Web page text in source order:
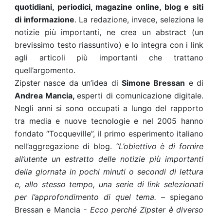
quotidiani, periodici, magazine online, blog e siti
di informazione. La redazione, invece, seleziona le
notizie più importanti, ne crea un abstract (un
brevissimo testo riassuntivo) e lo integra con i link
agli articoli più importanti che trattano
quell’argomento.
Zipster nasce da un’idea di Simone Bressan e di
Andrea Mancia,esperti di comunicazione digitale.
Negli anni si sono occupati a lungo del rapporto
tra media e nuove tecnologie e nel 2005 hanno
fondato “Tocqueville”, il primo esperimento italiano
nell’aggregazione di blog. “L’obiettivo è di fornire
all’utente un estratto delle notizie più importanti
della giornata in pochi minuti o secondi di lettura
e, allo stesso tempo, una serie di link selezionati
per l’approfondimento di quel tema. – spiegano
Bressan e Mancia - Ecco perché Zipster è diverso